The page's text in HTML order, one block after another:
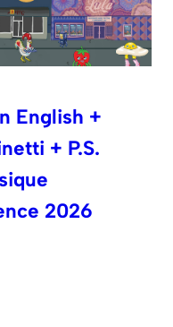
English +
+ P.S.
2026